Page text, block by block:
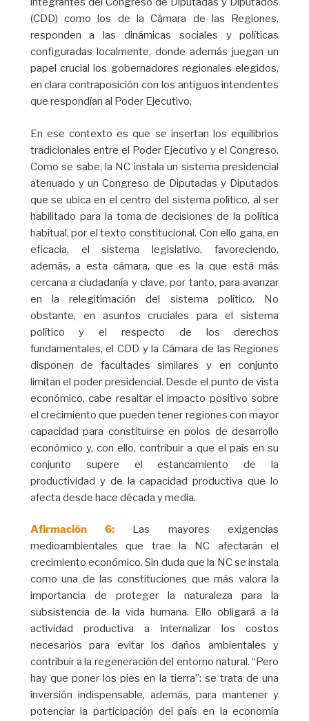
(CDD) como los de la Cámara de las Regiones,
responden a las dinámicas sociales y políticas
configuradas localmente, donde además juegan un
papel crucial los gobernadores regionales elegidos,
en clara contraposición con los antiguos intendentes
que respondían al Poder Ejecutivo.
En ese contexto es que se insertan los equilibrios
tradicionales entre el Poder Ejecutivo y el Congreso.
Como se sabe, la NC instala un sistema presidencial
atenuado y un Congreso de Diputadas y Diputados
que se ubica en el centro del sistema político, al ser
habilitado para la toma de decisiones de la política
habitual, por el texto constitucional. Con ello gana, en
eficacia, el sistema legislativo, favoreciendo,
además, a esta cámara, que es la que está más
cercana a ciudadanía y clave, por tanto, para avanzar
en la relegitimación del sistema político. No
obstante, en asuntos cruciales para el sistema
político y el respecto de los derechos
fundamentales, el CDD y la Cámara de las Regiones
disponen de facultades similares y en conjunto
limitan el poder presidencial. Desde el punto de vista
económico, cabe resaltar el impacto positivo sobre
el crecimiento que pueden tener regiones con mayor
capacidad para constituirse en polos de desarrollo
económico y, con ello, contribuir a que el país en su
conjunto supere el estancamiento de la
productividad y de la capacidad productiva que lo
afecta desde hace década y media.
Afirmación 6: Las mayores exigencias
medioambientales que trae la NC afectarán el
crecimiento económico. Sin duda que la NC se instala
como una de las constituciones que más valora la
importancia de proteger la naturaleza para la
subsistencia de la vida humana. Ello obligará a la
actividad productiva a internalizar los costos
necesarios para evitar los daños ambientales y
contribuir a la regeneración del entorno natural. “Pero
hay que poner los pies en la tierra”: se trata de una
inversión indispensable, además, para mantener y
potenciar la participación del país en la economía